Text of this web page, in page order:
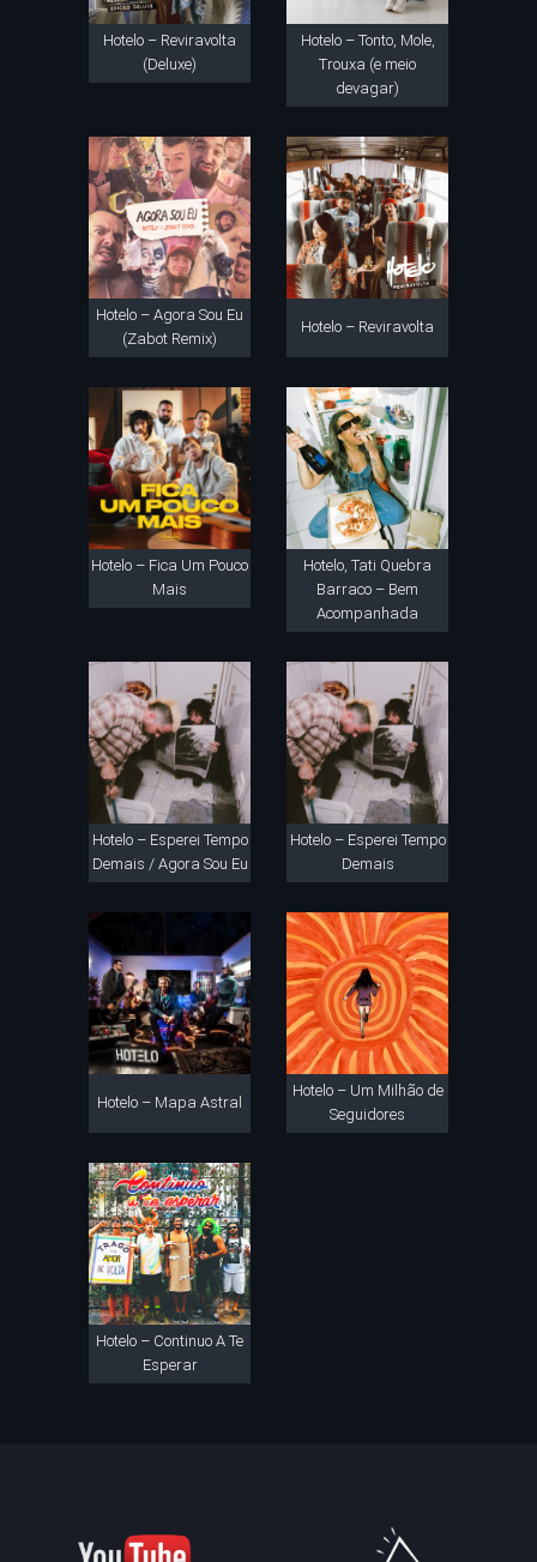
Hotelo – Reviravolta
(Deluxe)
Hotelo – Tonto, Mole,
Trouxa (e meio
devagar)
Hotelo – Agora Sou Eu
(Zabot Remix)
Hotelo – Reviravolta
Hotelo – Fica Um Pouco
Mais
Hotelo, Tati Quebra
Barraco – Bem
Acompanhada
Hotelo – Esperei Tempo
Demais / Agora Sou Eu
Hotelo – Esperei Tempo
Demais
Hotelo – Mapa Astral
Hotelo – Um Milhão de
Seguidores
Hotelo – Continuo A Te
Esperar